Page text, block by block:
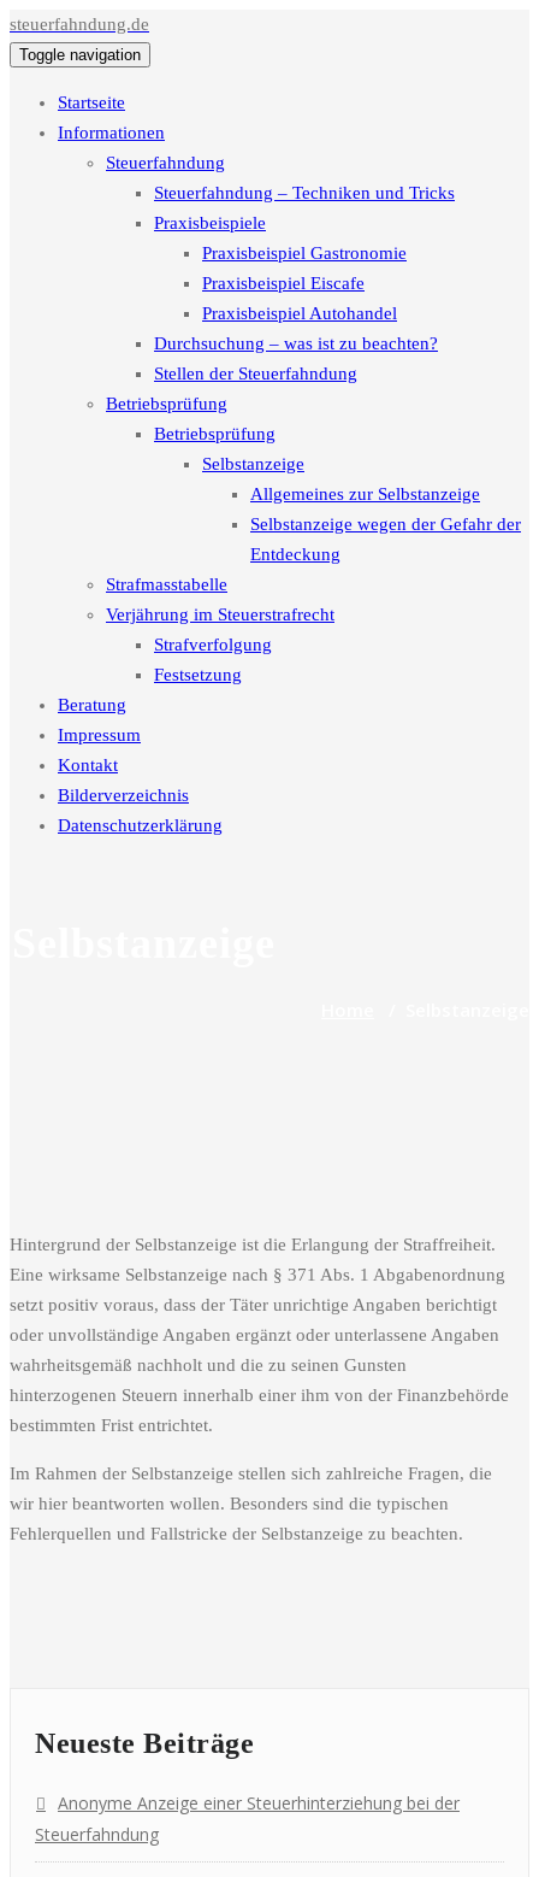
steuerfahndung.de
Toggle navigation
Startseite
Informationen
Steuerfahndung
Steuerfahndung – Techniken und Tricks
Praxisbeispiele
Praxisbeispiel Gastronomie
Praxisbeispiel Eiscafe
Praxisbeispiel Autohandel
Durchsuchung – was ist zu beachten?
Stellen der Steuerfahndung
Betriebsprüfung
Betriebsprüfung
Selbstanzeige
Allgemeines zur Selbstanzeige
Selbstanzeige wegen der Gefahr der
Entdeckung
Strafmasstabelle
Verjährung im Steuerstrafrecht
Strafverfolgung
Festsetzung
Beratung
Impressum
Kontakt
Bilderverzeichnis
Datenschutzerklärung
Hintergrund der Selbstanzeige ist die Erlangung der Straffreiheit.
Eine wirksame Selbstanzeige nach § 371 Abs. 1 Abgabenordnung
setzt positiv voraus, dass der Täter unrichtige Angaben berichtigt
oder unvollständige Angaben ergänzt oder unterlassene Angaben
wahrheitsgemäß nachholt und die zu seinen Gunsten
hinterzogenen Steuern innerhalb einer ihm von der Finanzbehörde
bestimmten Frist entrichtet.
Im Rahmen der Selbstanzeige stellen sich zahlreiche Fragen, die
wir hier beantworten wollen. Besonders sind die typischen
Fehlerquellen und Fallstricke der Selbstanzeige zu beachten.
Neueste Beiträge
Anonyme Anzeige einer Steuerhinterziehung bei der
Steuerfahndung